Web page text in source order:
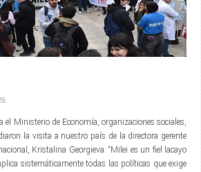
el Ministerio de Economía, organizaciones sociales,
la visita a nuestro país de la directora gerente​
Kristalina Georgieva. “Milei es un fiel lacayo
sistemáticamente todas las políticas que exige